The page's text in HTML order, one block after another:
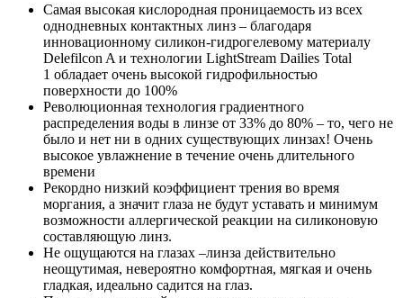
Самая высокая кислородная проницаемость из всех
однодневных контактных линз – благодаря
инновационному силикон-гидрогелевому материалу
Delefilcon A и технологии LightStream Dailies Total
1 обладает очень высокой гидрофильностью
поверхности до 100%
Революционная технология градиентного
распределения воды в линзе от 33% до 80% – то, чего не
было и нет ни в одних существующих линзах! Очень
высокое увлажнение в течение очень длительного
времени
Рекордно низкий коэффициент трения во время
моргания, а значит глаза не будут уставать и минимум
возможности аллергической реакции на силиконовую
составляющую линз.
Не ощущаются на глазах –линза действительно
неощутимая, невероятно комфортная, мягкая и очень
гладкая, идеально садится на глаз.